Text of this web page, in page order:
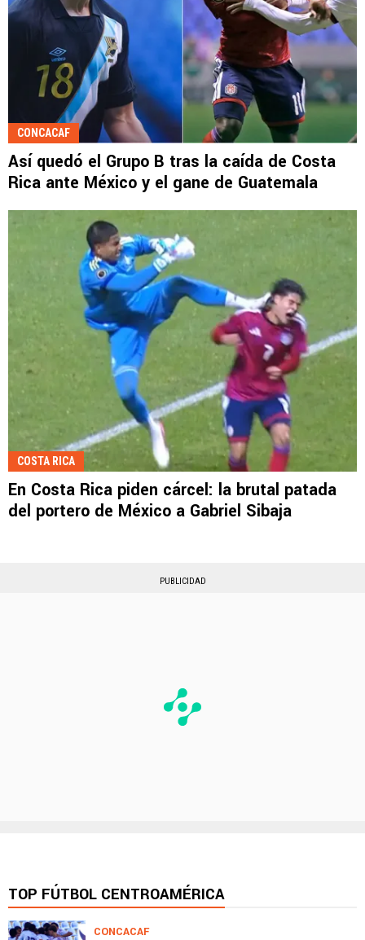
CONCACAF
Así quedó el Grupo B tras la caída de Costa
Rica ante México y el gane de Guatemala
COSTA RICA
En Costa Rica piden cárcel: la brutal patada
del portero de México a Gabriel Sibaja
PUBLICIDAD
TOP FÚTBOL CENTROAMÉRICA
CONCACAF